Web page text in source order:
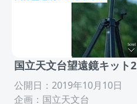
国立天文台望遠鏡キット2
公開日：2019年10月10日
企画：国立天文台